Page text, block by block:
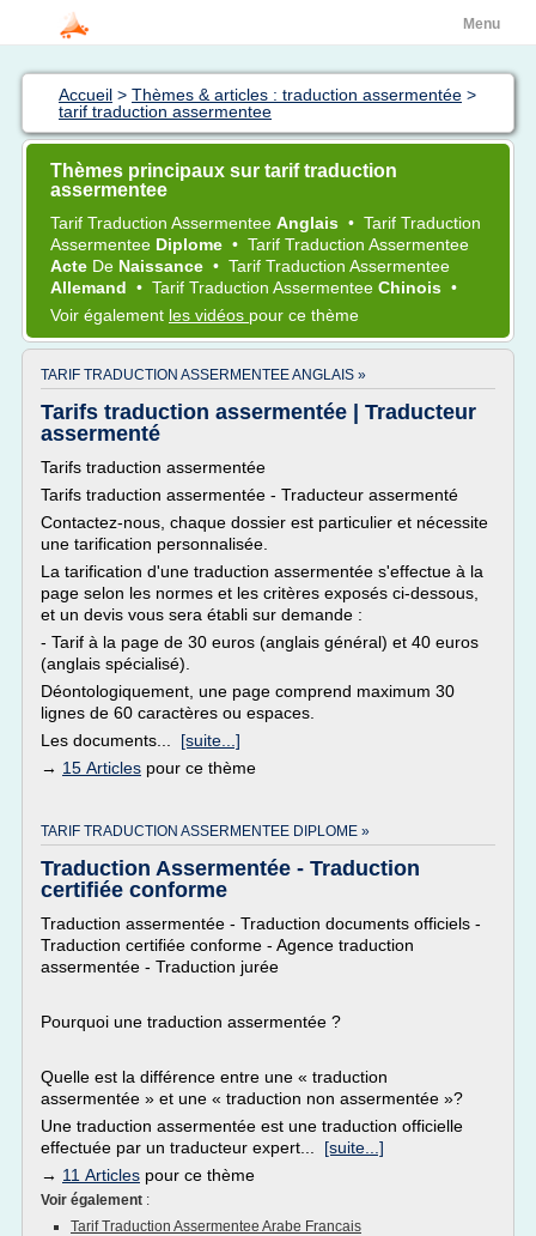
Menu
Accueil > Thèmes & articles : traduction assermentée >
tarif traduction assermentee
Thèmes principaux sur tarif traduction
assermentee
Tarif Traduction Assermentee Anglais • Tarif Traduction
Assermentee Diplome • Tarif Traduction Assermentee
Acte De Naissance • Tarif Traduction Assermentee
Allemand • Tarif Traduction Assermentee Chinois •
Voir également les vidéos pour ce thème
TARIF TRADUCTION ASSERMENTEE ANGLAIS »
Tarifs traduction assermentée | Traducteur
assermenté
Tarifs traduction assermentée
Tarifs traduction assermentée - Traducteur assermenté
Contactez-nous, chaque dossier est particulier et nécessite
une tarification personnalisée.
La tarification d'une traduction assermentée s'effectue à la
page selon les normes et les critères exposés ci-dessous,
et un devis vous sera établi sur demande :
- Tarif à la page de 30 euros (anglais général) et 40 euros
(anglais spécialisé).
Déontologiquement, une page comprend maximum 30
lignes de 60 caractères ou espaces.
Les documents... [suite...]
→ 15 Articles pour ce thème
TARIF TRADUCTION ASSERMENTEE DIPLOME »
Traduction Assermentée - Traduction
certifiée conforme
Traduction assermentée - Traduction documents officiels -
Traduction certifiée conforme - Agence traduction
assermentée - Traduction jurée
Pourquoi une traduction assermentée ?
Quelle est la différence entre une « traduction
assermentée » et une « traduction non assermentée »?
Une traduction assermentée est une traduction officielle
effectuée par un traducteur expert... [suite...]
→ 11 Articles pour ce thème
Voir également :
Tarif Traduction Assermentee Arabe Francais